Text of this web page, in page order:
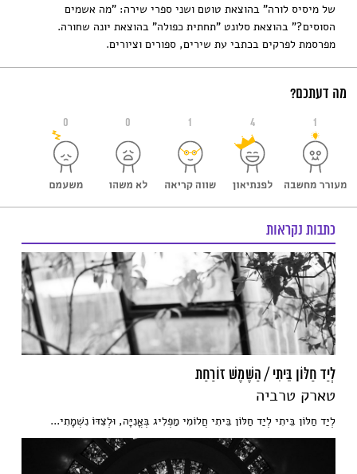
של מיסיס לורה" בהוצאת טוטם ושני ספרי שירה: "מה אשמים
הסוסים?" בהוצאת סלונט "תחתית כפולה" בהוצאת יונה שחורה.
מפרסמת לפרקים בכתבי עת שירים, ספורים וציורים.
מה דעתכם?
0 0 1 4 1
כתבות נקראות
לְיַד חַלּוֹן בֵּיתִי / הַשֶּׁמֶשׁ זוֹרַחַת
טארק טרביה
לְיַד חַלּוֹן בֵּיתִי לְיַד חַלּוֹן בֵּיתִי חֲלוֹמִי מַפְלִיג בְּאֳנִיָּה, וּלְצִדּוֹ נִשְׁמָתִי...